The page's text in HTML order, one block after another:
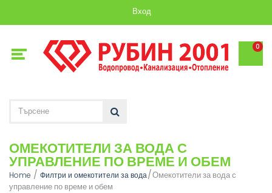
Вход
0
ОМЕКОТИТЕЛИ ЗА ВОДА С
УПРАВЛЕНИЕ ПО ВРЕМЕ И ОБЕМ
Home Филтри и омекотители за вода Омекотители за вода с
управление по време и обем